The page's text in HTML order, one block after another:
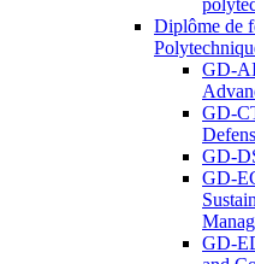
Diplôme de
GD-
GD-
GD-
GD-
GD-